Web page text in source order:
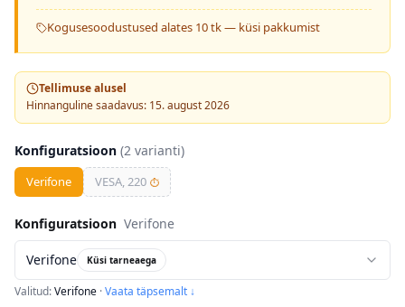
Kogusesoodustused alates 10 tk — küsi pakkumist
Tellimuse alusel
Hinnanguline saadavus: 15. august 2026
Konfiguratsioon (2 varianti)
Verifone VESA, 220 ⏱
Konfiguratsioon Verifone
Verifone Küsi tarneaega
Valitud:Verifone ·Vaata täpsemalt ↓